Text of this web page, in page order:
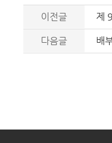
이전글 제
다음글 배